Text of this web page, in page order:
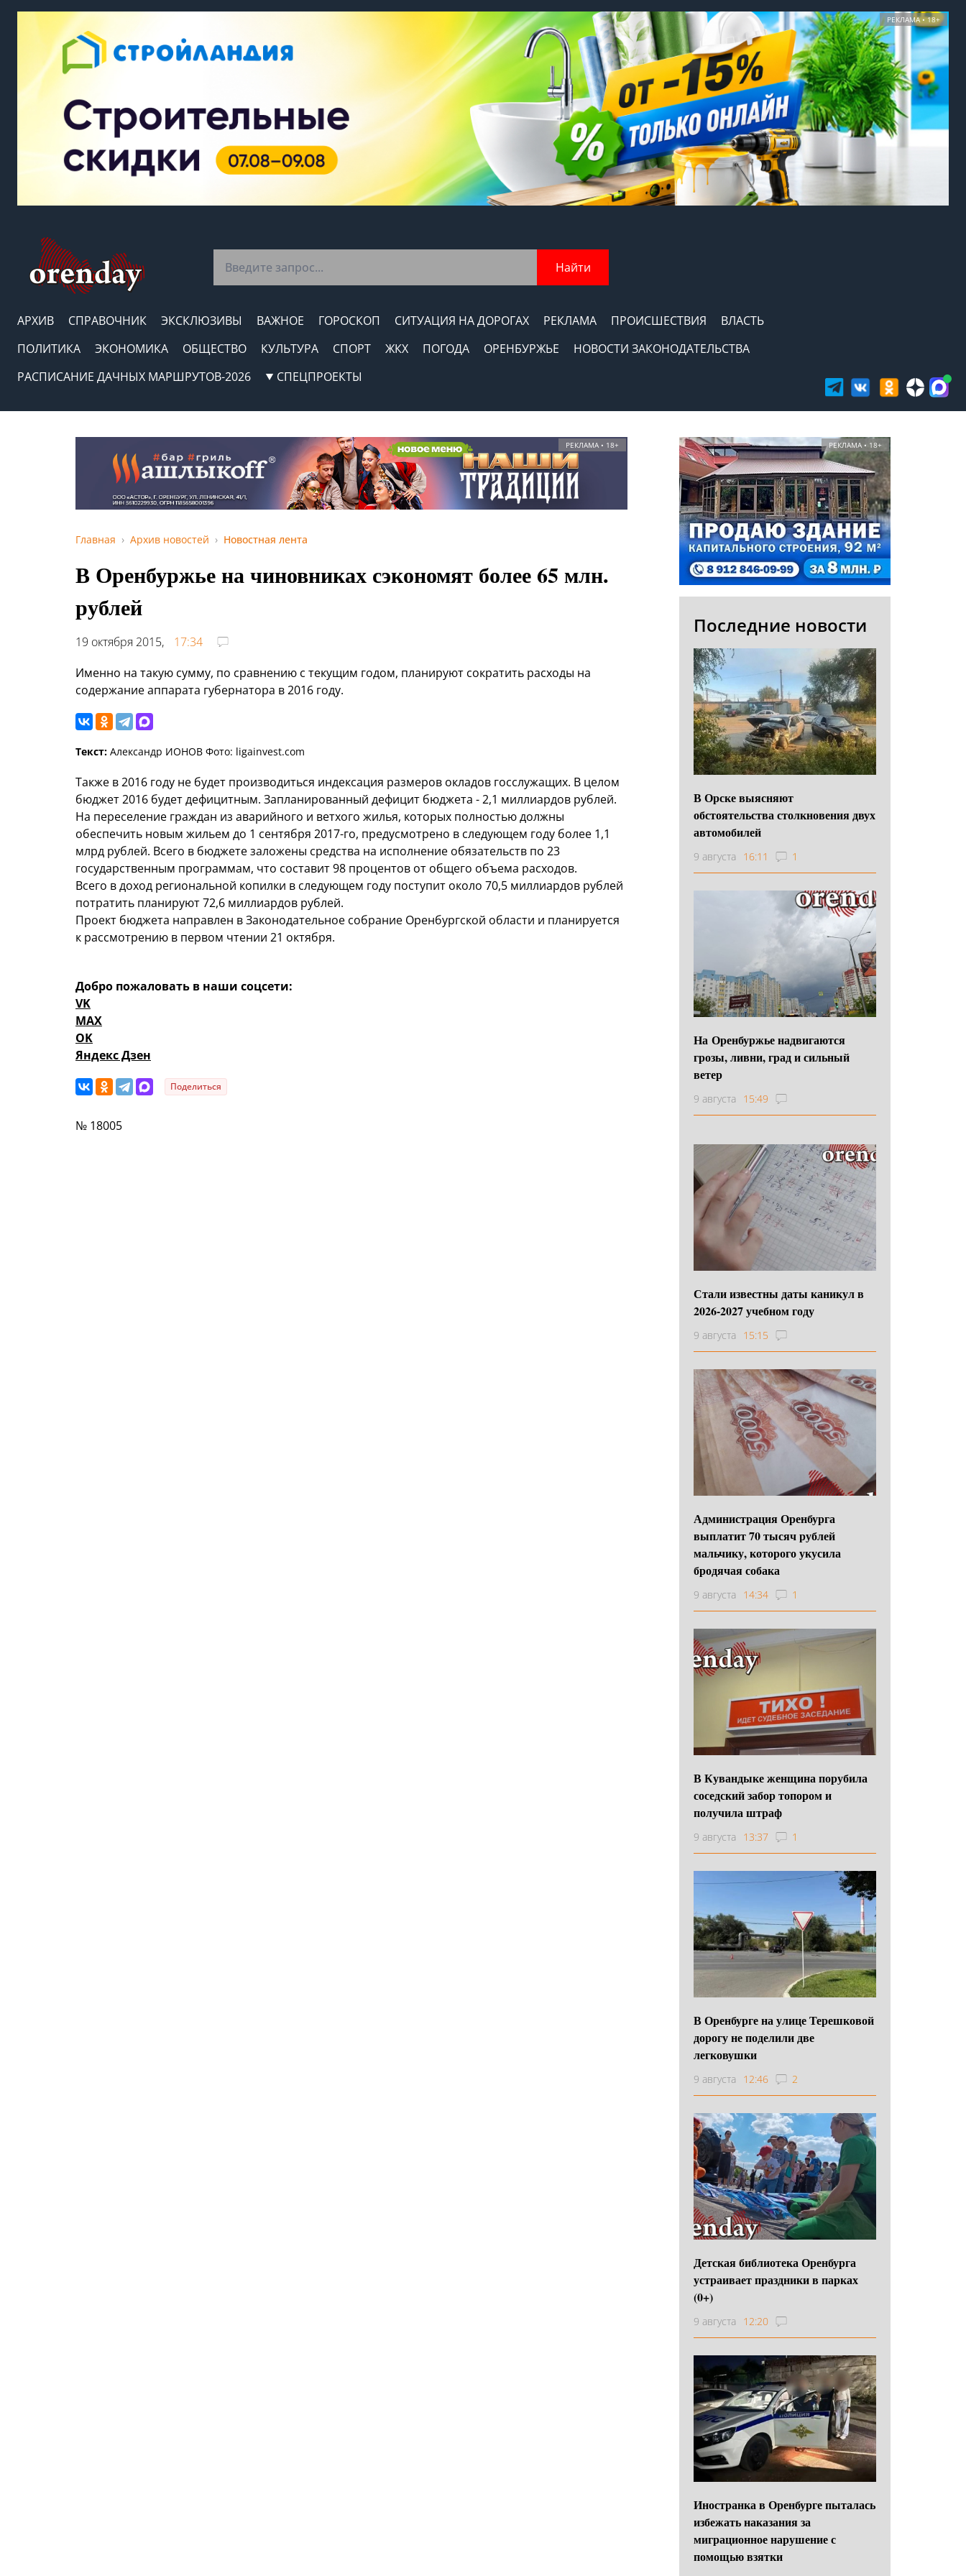
РЕКЛАМА • 18+
Найти
АРХИВ СПРАВОЧНИК ЭКСКЛЮЗИВЫ ВАЖНОЕ ГОРОСКОП СИТУАЦИЯ НА ДОРОГАХ РЕКЛАМА ПРОИСШЕСТВИЯ
ВЛАСТЬ
ПОЛИТИКА
ЭКОНОМИКА ОБЩЕСТВО КУЛЬТУРА СПОРТ ЖКХ ПОГОДА ОРЕНБУРЖЬЕ
НОВОСТИ ЗАКОНОДАТЕЛЬСТВА
РАСПИСАНИЕ ДАЧНЫХ МАРШРУТОВ-2026
СПЕЦПРОЕКТЫ
РЕКЛАМА • 18+
Главная Архив новостей Новостная лента
В Оренбуржье на чиновниках сэкономят более 65 млн.
рублей
19 октября 2015,
17:34
Именно на такую сумму, по сравнению с текущим годом, планируют сократить расходы на
содержание аппарата губернатора в 2016 году.
Текст: Александр ИОНОВ Фото: ligainvest.com
Также в 2016 году не будет производиться индексация размеров окладов госслужащих. В целом
бюджет 2016 будет дефицитным. Запланированный дефицит бюджета - 2,1 миллиардов рублей.
На переселение граждан из аварийного и ветхого жилья, которых полностью должны
обеспечить новым жильем до 1 сентября 2017-го, предусмотрено в следующем году более 1,1
млрд рублей. Всего в бюджете заложены средства на исполнение обязательств по 23
государственным программам, что составит 98 процентов от общего объема расходов.
Всего в доход региональной копилки в следующем году поступит около 70,5 миллиардов рублей
потратить планируют 72,6 миллиардов рублей.
Проект бюджета направлен в Законодательное собрание Оренбургской области и планируется
к рассмотрению в первом чтении 21 октября.
Добро пожаловать в наши соцсети:
VK
MAX
OK
Яндекс Дзен
Поделиться
№ 18005
РЕКЛАМА • 18+
Последние новости
В Орске выясняют
обстоятельства столкновения двух
автомобилей
9 августа 16:11 1
На Оренбуржье надвигаются
грозы, ливни, град и сильный
ветер
9 августа 15:49
Стали известны даты каникул в
2026-2027 учебном году
9 августа 15:15
Администрация Оренбурга
выплатит 70 тысяч рублей
мальчику, которого укусила
бродячая собака
9 августа 14:34 1
В Кувандыке женщина порубила
соседский забор топором и
получила штраф
9 августа 13:37 1
В Оренбурге на улице Терешковой
дорогу не поделили две
легковушки
9 августа 12:46 2
Детская библиотека Оренбурга
устраивает праздники в парках
(0+)
9 августа 12:20
Иностранка в Оренбурге пыталась
избежать наказания за
миграционное нарушение с
помощью взятки